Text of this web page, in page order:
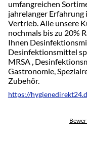
umfangreichen
jahrelanger Erfahrung
Vertrieb. Alle unsere
nochmals bis zu 20%
Ihnen
Desinfektionsmittel
MRSA ,
Gastronomie,
Zubehör.
https://